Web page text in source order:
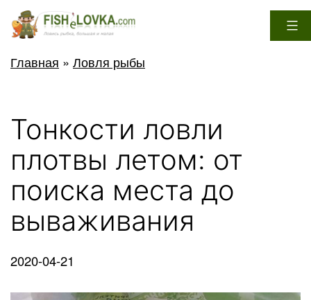
Перейти
FisheLovka.com
Главная » Ловля рыбы
Тонкости ловли
плотвы летом: от
поиска места до
вываживания
2020-04-21